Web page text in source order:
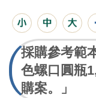
採購參考範
色螺口圓瓶
購案。」